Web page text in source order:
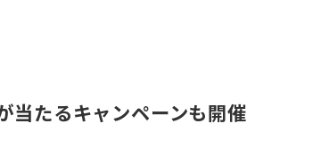
当たるキャンペーンも開催